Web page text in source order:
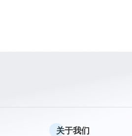
关于我们